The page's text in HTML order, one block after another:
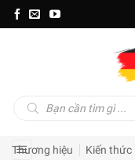
Skip
to
kiếm
Thương hiệu Kiến thức